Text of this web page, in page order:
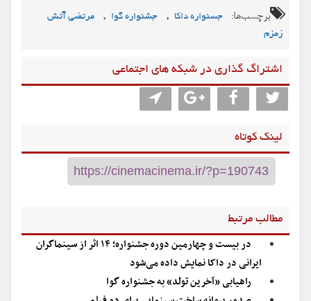
برچسب‌ها: جسنواره داکا , جشنواره گوا ,
مرتضی آتش
زمزم
اشتراگ گذاری در شبکه های اجتماعی
لینک کوتاه
مطالب مرتبط
در بیست و چهارمین دوره جشنواره؛ ۱۴ اثر از سینماگران
ایرانی در داکا نمایش داده می‌شود
راهیابی «آخرین تولد» به جشنواره گوا